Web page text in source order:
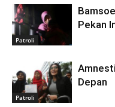
Patroli
Pekan
Patroli
Depan